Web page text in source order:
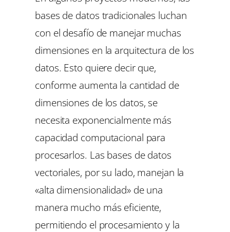
bases de datos tradicionales luchan
con el desafío de manejar muchas
dimensiones en la arquitectura de los
datos. Esto quiere decir que,
conforme aumenta la cantidad de
dimensiones de los datos, se
necesita exponencialmente más
capacidad computacional para
procesarlos. Las bases de datos
vectoriales, por su lado, manejan la
«alta dimensionalidad»de una
manera mucho más eficiente,
permitiendo el procesamiento y la